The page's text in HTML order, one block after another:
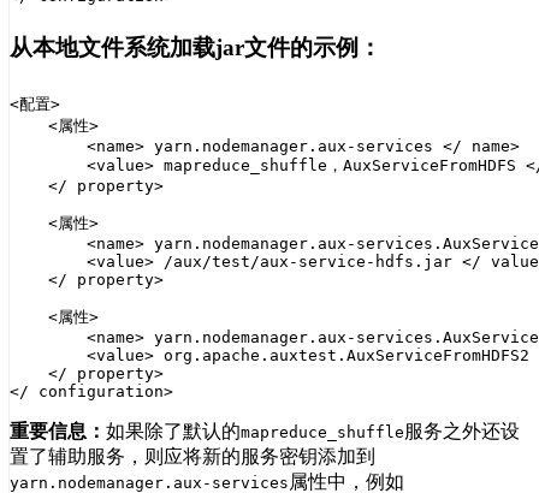
从本地文件系统加载jar文件的示例：
<配置>
    <属性>
        <name> yarn.nodemanager.aux-services </ name>
<value> mapreduce_shuffle，AuxServiceFromHDFS
    </ property>
    <属性>
<name> yarn.nodemanager.aux-
<value> /aux/test/aux-service-hdfs.jar </
    </ property>
    <属性>
<name> yarn.nodemanager.aux-
<value> org.apache.auxtest.AuxServiceFromHDFS2
    </ property>
重要信息： 如果除了默认的mapreduce_shuffle 服务之外还设
置了辅助服务，则应将新的服务密钥添加到
yarn.nodemanager.aux-services 属性中，例如